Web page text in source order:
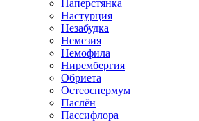
Наперстянка
Настурция
Незабудка
Немезия
Немофила
Нирембергия
Обриета
Остеоспермум
Паслён
Пассифлора